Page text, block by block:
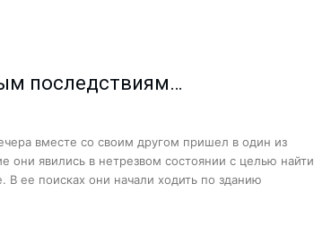
области...
расследовани...
преобразован...
с начала года?...
последствиям…
вместе со своим другом пришел в один из
они явились в нетрезвом состоянии с целью найти
В ее поисках они начали ходить по зданию